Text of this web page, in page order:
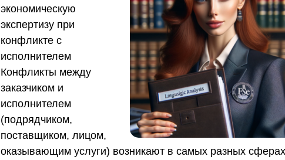
экономическую
экспертизу при
конфликте с
исполнителем
Конфликты между
заказчиком и
исполнителем
(подрядчиком,
поставщиком, лицом,
оказывающим услуги) возникают в самых разных